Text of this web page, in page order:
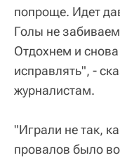
попроще. Идет
Голы не
Отдохнем и
исправлять", -
журналистам.
"Играли не так,
провалов было